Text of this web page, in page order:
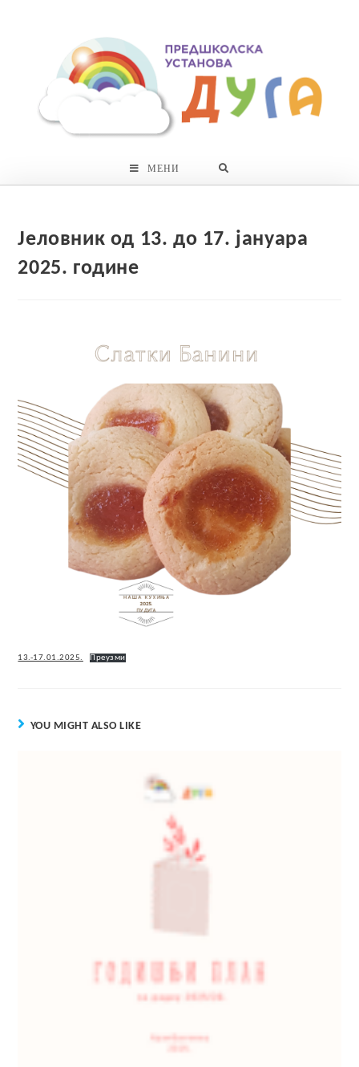
МЕНИ
Јеловник од 13. до 17. јануара
2025. године
13.-17.01.2025. Преузми
YOU MIGHT ALSO LIKE